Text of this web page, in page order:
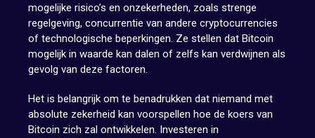
mogelijke risico’s en onzekerheden, zoals strenge
regelgeving, concurrentie van andere cryptocurrencies
of technologische beperkingen. Ze stellen dat Bitcoin
mogelijk in waarde kan dalen of zelfs kan verdwijnen als
gevolg van deze factoren.
Het is belangrijk om te benadrukken dat niemand met
absolute zekerheid kan voorspellen hoe de koers van
Bitcoin zich zal ontwikkelen. Investeren in